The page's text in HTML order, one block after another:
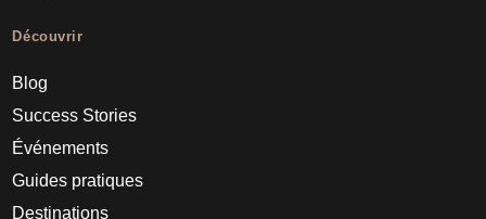
Découvrir
Blog
Success Stories
Événements
Guides pratiques
Destinations